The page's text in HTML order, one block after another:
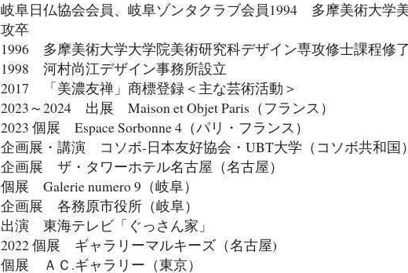
岐阜日仏協会会員、岐阜ゾンタクラブ会員1994 多摩美術大学
攻卒
1996 多摩美術大学大学院美術研究科デザイン専攻修士課程修了
1998 河村尚江デザイン事務所設立
2017 「美濃友禅」商標登録＜主な芸術活動＞
2023～2024 出展 Maison et Objet Paris（フランス）
2023 個展 Espace Sorbonne 4（パリ・フランス）
企画展・講演 コソボ-日本友好協会・UBT大学（コソボ共和国）
企画展 ザ・タワーホテル名古屋（名古屋）
個展 Galerie numero 9（岐阜）
企画展 各務原市役所（岐阜）
出演 東海テレビ「ぐっさん家」
2022 個展 ギャラリーマルキーズ（名古屋)
個展 ＡＣ.ギャラリー（東京）